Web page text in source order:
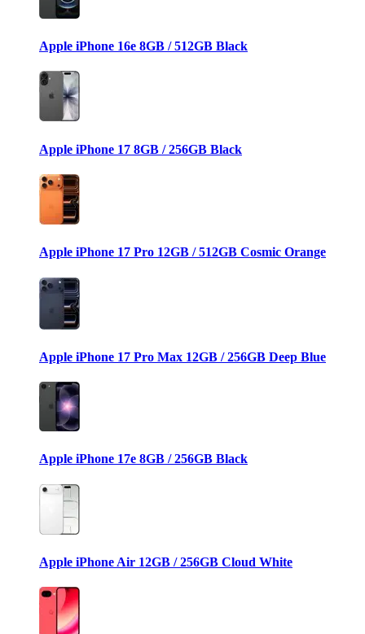
Apple iPhone 16e 8GB / 512GB Black
Apple iPhone 17 8GB / 256GB Black
Apple iPhone 17 Pro 12GB / 512GB Cosmic Orange
Apple iPhone 17 Pro Max 12GB / 256GB Deep Blue
Apple iPhone 17e 8GB / 256GB Black
Apple iPhone Air 12GB / 256GB Cloud White